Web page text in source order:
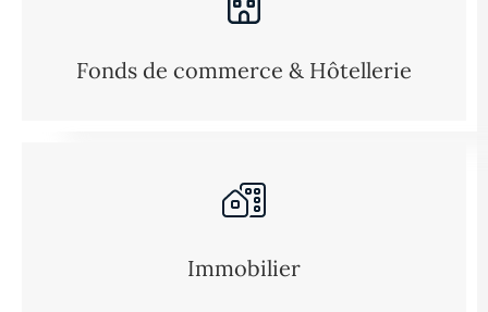
Fonds de commerce & Hôtellerie
Immobilier